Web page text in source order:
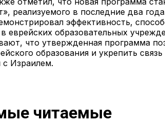
реализуемого в последние два
эффективность,
еврейских образовательных
что утвержденная программа
образования и укрепить
Израилем.
читаемые